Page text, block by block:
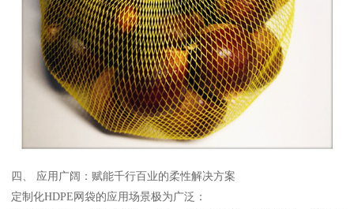
四、 应用广阔：赋能千行百业的柔性解决方案
定制化HDPE网袋的应用场景极为广泛：